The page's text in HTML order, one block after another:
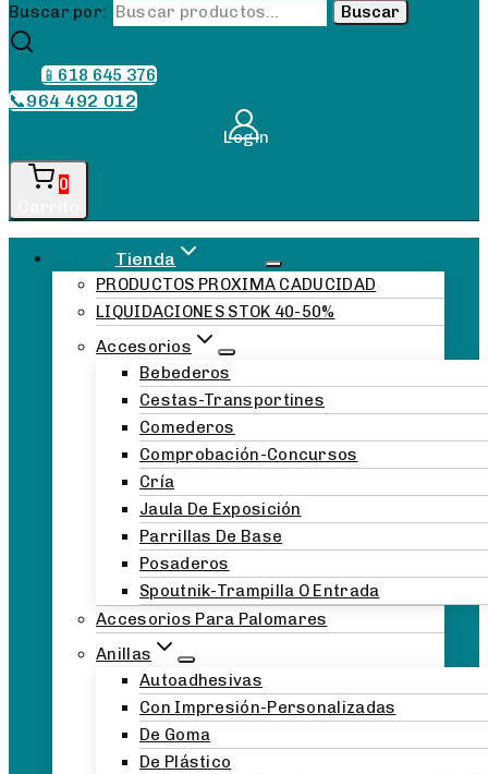
Buscar por: Buscar
📱618 645 376
📞964 492 012
Login
0
Tienda
PRODUCTOS PROXIMA CADUCIDAD
LIQUIDACIONES STOK 40-50%
Accesorios
Bebederos
Cestas-Transportines
Comederos
Comprobación-Concursos
Cría
Jaula De Exposición
Parrillas De Base
Posaderos
Spoutnik-Trampilla O Entrada
Accesorios Para Palomares
Anillas
Autoadhesivas
Con Impresión-Personalizadas
De Goma
De Plástico